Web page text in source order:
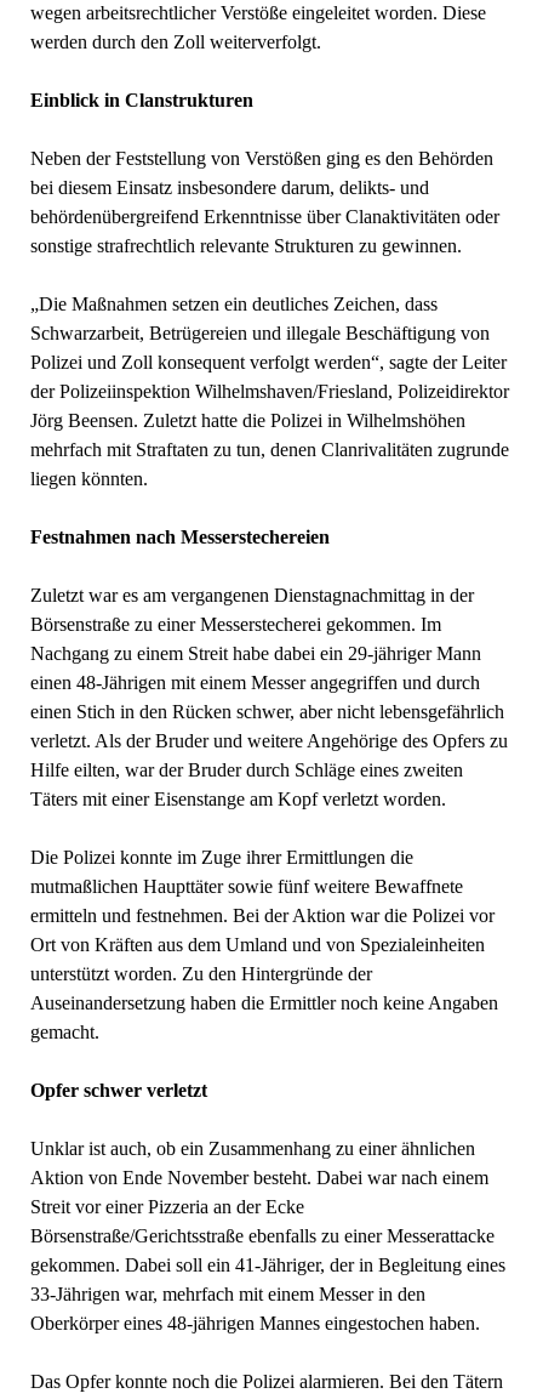
wegen arbeitsrechtlicher Verstöße eingeleitet worden. Diese
werden durch den Zoll weiterverfolgt.
Einblick in Clanstrukturen
Neben der Feststellung von Verstößen ging es den Behörden
bei diesem Einsatz insbesondere darum, delikts- und
behördenübergreifend Erkenntnisse über Clanaktivitäten oder
sonstige strafrechtlich relevante Strukturen zu gewinnen.
„Die Maßnahmen setzen ein deutliches Zeichen, dass
Schwarzarbeit, Betrügereien und illegale Beschäftigung von
Polizei und Zoll konsequent verfolgt werden“, sagte der Leiter
der Polizeiinspektion Wilhelmshaven/Friesland, Polizeidirektor
Jörg Beensen. Zuletzt hatte die Polizei in Wilhelmshöhen
mehrfach mit Straftaten zu tun, denen Clanrivalitäten zugrunde
liegen könnten.
Festnahmen nach Messerstechereien
Zuletzt war es am vergangenen Dienstagnachmittag in der
Börsenstraße zu einer Messerstecherei gekommen. Im
Nachgang zu einem Streit habe dabei ein 29-jähriger Mann
einen 48-Jährigen mit einem Messer angegriffen und durch
einen Stich in den Rücken schwer, aber nicht lebensgefährlich
verletzt. Als der Bruder und weitere Angehörige des Opfers zu
Hilfe eilten, war der Bruder durch Schläge eines zweiten
Täters mit einer Eisenstange am Kopf verletzt worden.
Die Polizei konnte im Zuge ihrer Ermittlungen die
mutmaßlichen Haupttäter sowie fünf weitere Bewaffnete
ermitteln und festnehmen. Bei der Aktion war die Polizei vor
Ort von Kräften aus dem Umland und von Spezialeinheiten
unterstützt worden. Zu den Hintergründe der
Auseinandersetzung haben die Ermittler noch keine Angaben
gemacht.
Opfer schwer verletzt
Unklar ist auch, ob ein Zusammenhang zu einer ähnlichen
Aktion von Ende November besteht. Dabei war nach einem
Streit vor einer Pizzeria an der Ecke
Börsenstraße/Gerichtsstraße ebenfalls zu einer Messerattacke
gekommen. Dabei soll ein 41-Jähriger, der in Begleitung eines
33-Jährigen war, mehrfach mit einem Messer in den
Oberkörper eines 48-jährigen Mannes eingestochen haben.
Das Opfer konnte noch die Polizei alarmieren. Bei den Tätern